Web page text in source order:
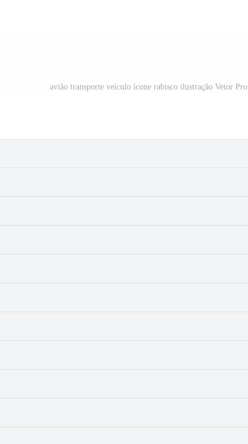
avião transporte veículo ícone rabisco ilustração Vetor Pro